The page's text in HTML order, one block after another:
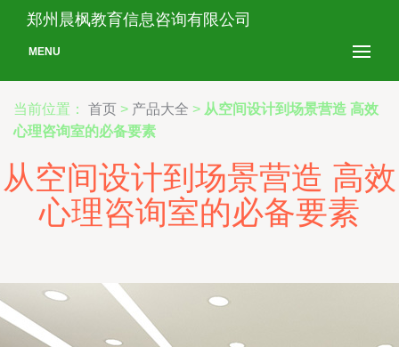
郑州晨枫教育信息咨询有限公司
MENU
当前位置： 首页 > 产品大全 > 从空间设计到场景营造 高效
心理咨询室的必备要素
从空间设计到场景营造 高效
心理咨询室的必备要素